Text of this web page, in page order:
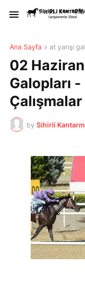
Ana Sayfa at yarışı
02 Haziran
Galopları
Çalışmalar
by Sihirli